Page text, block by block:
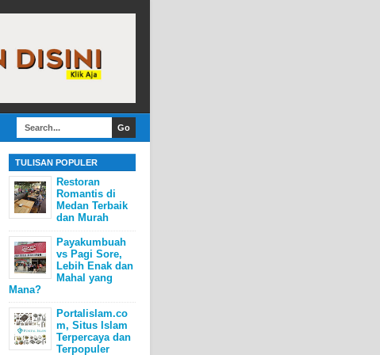
TULISAN POPULER
Restoran
Romantis di
Medan Terbaik
dan Murah
Payakumbuah
vs Pagi Sore,
Lebih Enak dan
Mahal yang
Mana?
Portalislam.co
m, Situs Islam
Terpercaya dan
Terpopuler